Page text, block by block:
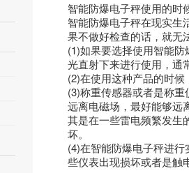
智能防爆电子秤使用的时
智能防爆电子秤在现实生
果不做好检查的话，就无
(1)如果要选择使用智能
光直射下来进行使用，通
(2)在使用这种产品的时
(3)称重传感器或者是称
远离电磁场，最好能够远
其是在一些雷电频繁发生
坏。
(4)在智能防爆电子秤进
些仪表出现损坏或者是触电